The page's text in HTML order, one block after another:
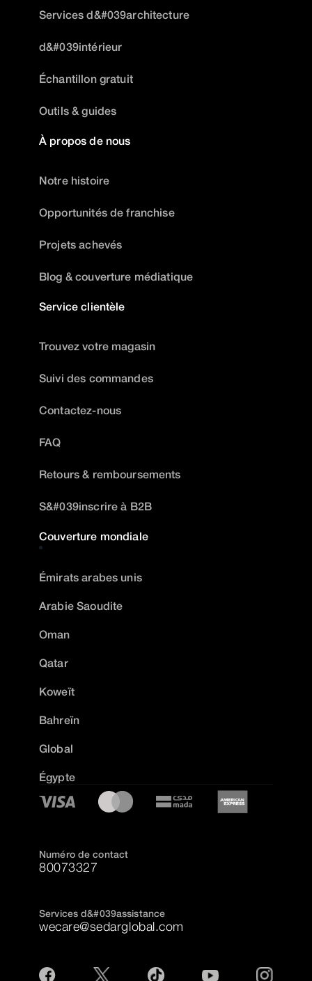
Services d&#039architecture
d&#039intérieur
Échantillon gratuit
Outils & guides
À propos de nous
Notre histoire
Opportunités de franchise
Projets achevés
Blog & couverture médiatique
Service clientèle
Trouvez votre magasin
Suivi des commandes
Contactez-nous
FAQ
Retours & remboursements
S&#039inscrire à B2B
Couverture mondiale
Émirats arabes unis
Arabie Saoudite
Oman
Qatar
Koweït
Bahreïn
Global
Égypte
Numéro de contact
80073327
Services d&#039assistance
wecare@sedarglobal.com